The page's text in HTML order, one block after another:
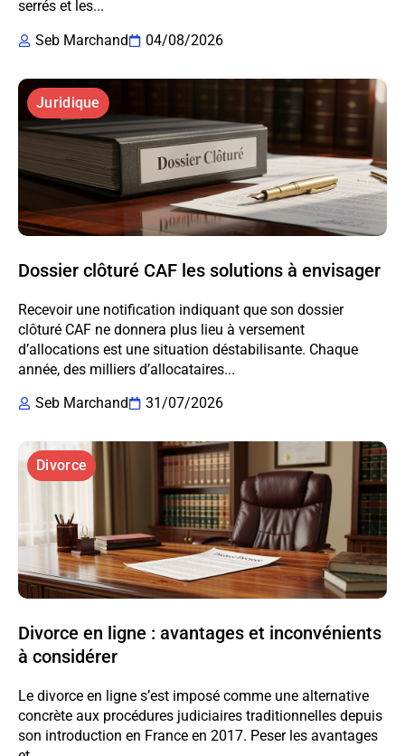
serrés et les...
Seb Marchand
04/08/2026
Juridique
Dossier clôturé CAF les solutions à envisager
Recevoir une notification indiquant que son dossier
clôturé CAF ne donnera plus lieu à versement
d’allocations est une situation déstabilisante. Chaque
année, des milliers d’allocataires...
Seb Marchand
31/07/2026
Divorce
Divorce en ligne : avantages et inconvénients
à considérer
Le divorce en ligne s’est imposé comme une alternative
concrète aux procédures judiciaires traditionnelles depuis
son introduction en France en 2017. Peser les avantages